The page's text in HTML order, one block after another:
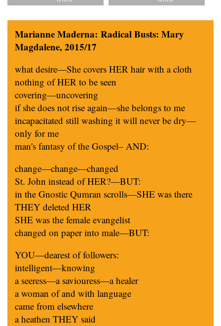
Marianne Maderna: Radical Busts: Mary
Magdalene, 2015/17
what desire—She covers HER hair with a cloth
nothing of HER to be seen
covering—uncovering
if she does not rise again—she belongs to me
incapacitated still washing it will never be dry—
only for me
man's fantasy of the Gospel– AND:
change—change—changed
St. John instead of HER?—BUT:
in the Gnostic Qumran scrolls—SHE was there
THEY deleted HER
SHE was the female evangelist
changed on paper into male—BUT:
YOU—dearest of followers:
intelligent—knowing
a seeress—a saviouress—a healer
a woman of and with language
came from elsewhere
a heathen THEY said